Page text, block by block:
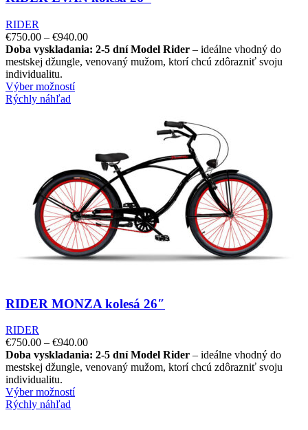
RIDER
€750.00 – €940.00
Doba vyskladania: 2-5 dní Model Rider – ideálne vhodný do
mestskej džungle, venovaný mužom, ktorí chcú zdôrazniť svoju
individualitu.
Výber možností
Rýchly náhľad
RIDER MONZA kolesá 26″
RIDER
€750.00 – €940.00
Doba vyskladania: 2-5 dní Model Rider – ideálne vhodný do
mestskej džungle, venovaný mužom, ktorí chcú zdôrazniť svoju
individualitu.
Výber možností
Rýchly náhľad